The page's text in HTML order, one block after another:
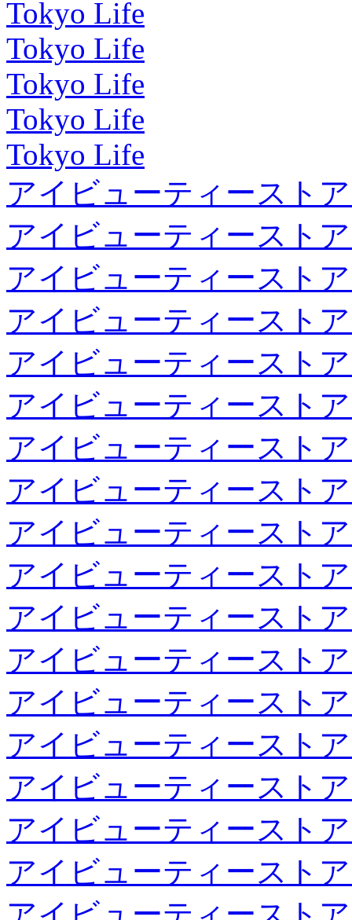
Tokyo Life
Tokyo Life
Tokyo Life
Tokyo Life
Tokyo Life
アイビューティースト
アイビューティースト
アイビューティースト
アイビューティースト
アイビューティースト
アイビューティースト
アイビューティースト
アイビューティースト
アイビューティースト
アイビューティースト
アイビューティースト
アイビューティースト
アイビューティースト
アイビューティースト
アイビューティースト
アイビューティースト
アイビューティースト